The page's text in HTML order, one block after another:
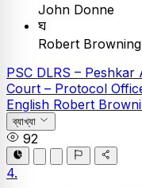
John Donne
ঘ
Robert Browning
PSC DLRS – Peshkar
Court – Protocol
English Robert
ব্যাখ্যা
92
4.